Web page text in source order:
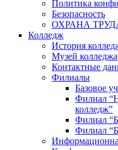
Политика
Безопасность
ОХРАНА
Колледж
История
Музей колледжа
Контактные
Филиалы
Базовое
Филиал
колледж”
Филиал
Филиал